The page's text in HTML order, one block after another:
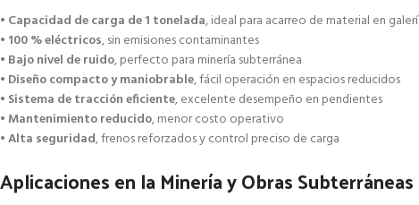
• Capacidad de carga de 1 tonelada, ideal para acarreo de material en
• 100 % eléctricos, sin emisiones contaminantes
• Bajo nivel de ruido, perfecto para minería subterránea
• Diseño compacto y maniobrable, fácil operación en espacios reducidos
• Sistema de tracción eficiente, excelente desempeño en pendientes
• Mantenimiento reducido, menor costo operativo
•Alta seguridad, frenos reforzados y control preciso de carga
Aplicaciones en la Minería y Obras Subterráneas